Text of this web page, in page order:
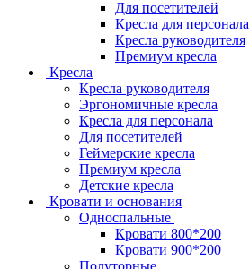
Для посетителей
Кресла для персонала
Кресла руководителя
Премиум кресла
Кресла
Кресла руководителя
Эргономичные кресла
Кресла для персонала
Для посетителей
Геймерские кресла
Премиум кресла
Детские кресла
Кровати и основания
Односпальные
Кровати 800*200
Кровати 900*200
Полуторные